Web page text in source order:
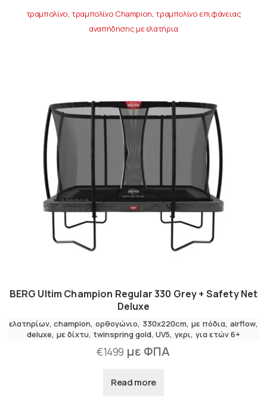
τραμπολίνο,τραμπολίνο Champion,τραμπολίνο επιφάνειας
αναπήδησης με ελατήρια
BERG Ultim Champion Regular 330 Grey + Safety Net
Deluxe
ελατηρίων champion ορθογώνιο 330x220cm με πόδια airflow
deluxe, με δίχτυ twinspring gold UV5 γκρι για ετών 6+
€1499 με ΦΠΑ
Read more